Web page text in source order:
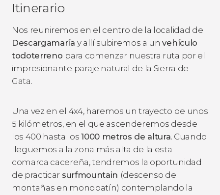
Itinerario
Nos reuniremos en el centro de la localidad de
Descargamaría y allí subiremos a unvehículo
todoterreno para comenzar nuestra ruta por el
impresionante paraje natural de la Sierra de
Gata.
Una vez en el 4x4, haremos un trayecto de unos
5 kilómetros, en el que ascenderemos desde
los 400 hasta los1000 metros de altura. Cuando
lleguemos a la zona más alta de la esta
comarca cacereña, tendremos la oportunidad
de practicar surfmountain (descenso de
montañas en monopatín) contemplando la